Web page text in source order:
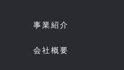
事業紹介
会社概要